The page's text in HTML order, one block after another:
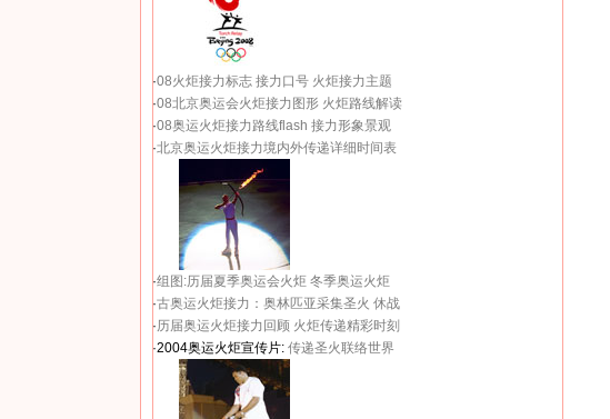
·08火炬接力标志 接力口号 火炬接力主题
·08北京奥运会火炬接力图形 火炬路线解读
·08奥运火炬接力路线flash 接力形象景观
·北京奥运火炬接力境内外传递详细时间表
·组图:历届夏季奥运会火炬 冬季奥运火炬
·古奥运火炬接力：奥林匹亚采集圣火 休战
·历届奥运火炬接力回顾 火炬传递精彩时刻
·2004奥运火炬宣传片: 传递圣火联络世界